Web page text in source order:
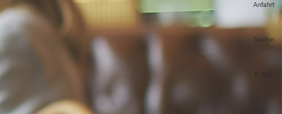
Anfahrt
Telefon
E-Mail